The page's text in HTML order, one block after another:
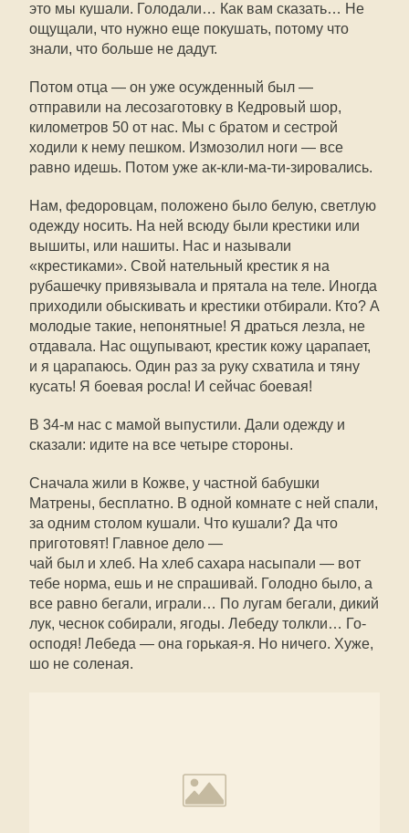
это мы кушали. Голодали… Как вам сказать… Не
ощущали, что нужно еще покушать, потому что
знали, что больше не дадут.
Потом отца — он уже осужденный был —
отправили на лесозаготовку в Кедровый шор,
километров 50 от нас. Мы с братом и сестрой
ходили к нему пешком. Измозолил ноги — все
равно идешь. Потом уже ак-кли-ма-ти-зировались.
Нам, федоровцам, положено было белую, светлую
одежду носить. На ней всюду были крестики или
вышиты, или нашиты. Нас и называли
«крестиками». Свой нательный крестик я на
рубашечку привязывала и прятала на теле. Иногда
приходили обыскивать и крестики отбирали. Кто? А
молодые такие, непонятные! Я драться лезла, не
отдавала. Нас ощупывают, крестик кожу царапает,
и я царапаюсь. Один раз за руку схватила и тяну
кусать! Я боевая росла! И сейчас боевая!
В 34-м нас с мамой выпустили. Дали одежду и
сказали: идите на все четыре стороны.
Сначала жили в Кожве, у частной бабушки
Матрены, бесплатно. В одной комнате с ней спали,
за одним столом кушали. Что кушали? Да что
приготовят! Главное дело —
чай был и хлеб. На хлеб сахара насыпали — вот
тебе норма, ешь и не спрашивай. Голодно было, а
все равно бегали, играли… По лугам бегали, дикий
лук, чеснок собирали, ягоды. Лебеду толкли… Го-
осподя! Лебеда — она горькая-я. Но ничего. Хуже,
шо не соленая.